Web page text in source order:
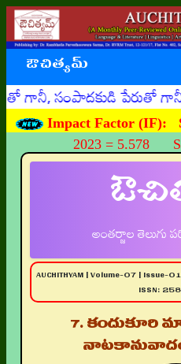
ఔచిత్యమ్
పేరుతో గానీ
Impact Factor (IF):
2023 = 5.578
అంతర్జాల తెలుగు
AUCHITHYAM | Volume-07 |
ISSN:
7. కందుకూరి